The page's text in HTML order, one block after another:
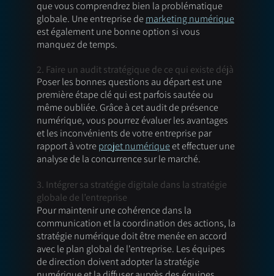
que vous comprendrez bien la problématique
globale. Une entreprise de marketing numérique
est également une bonne option si vous
manquez de temps.
2. Faire un audit stratégique de ce qui existe déjà
Poser les bonnes questions au départ est une
première étape clé qui est parfois sautée ou
même oubliée. Grâce à cet audit de présence
numérique, vous pourrez évaluer les avantages
et les inconvénients de votre entreprise par
rapport à votre projet numérique et effectuer une
analyse de la concurrence sur le marché.
3. Intégrer sa stratégie digitale dans la stratégie
globale de l’entreprise
Pour maintenir une cohérence dans la
communication et la coordination des actions, la
stratégie numérique doit être menée en accord
avec le plan global de l'entreprise. Les équipes
de direction doivent adopter la stratégie